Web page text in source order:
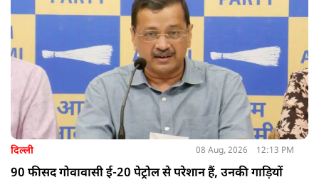
करता है.
दिल्ली 08 Aug, 2026 12:13 PM
90 फीसद गोवावासी ई-20 पेट्रोल से परेशान हैं, उनकी गाड़ियों